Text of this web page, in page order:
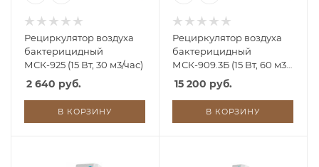
Рециркулятор воздуха
бактерицидный
МСК-925 (15 Вт, 30 м3/час)
2 640 руб.
В КОРЗИНУ
Рециркулятор воздуха
бактерицидный
МСК-909.3Б (15 Вт, 60 м3/
час)
15 200 руб.
В КОРЗИНУ